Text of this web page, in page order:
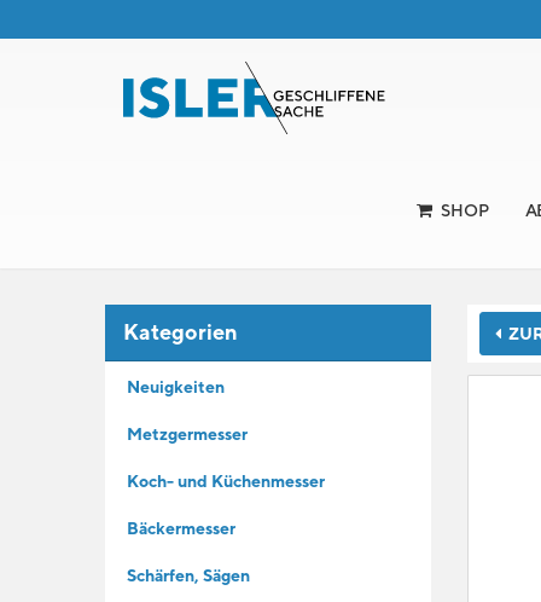
SHOP
Kategorien
Neuigkeiten
Metzgermesser
Koch- und Küchenmesser
Bäckermesser
Schärfen, Sägen